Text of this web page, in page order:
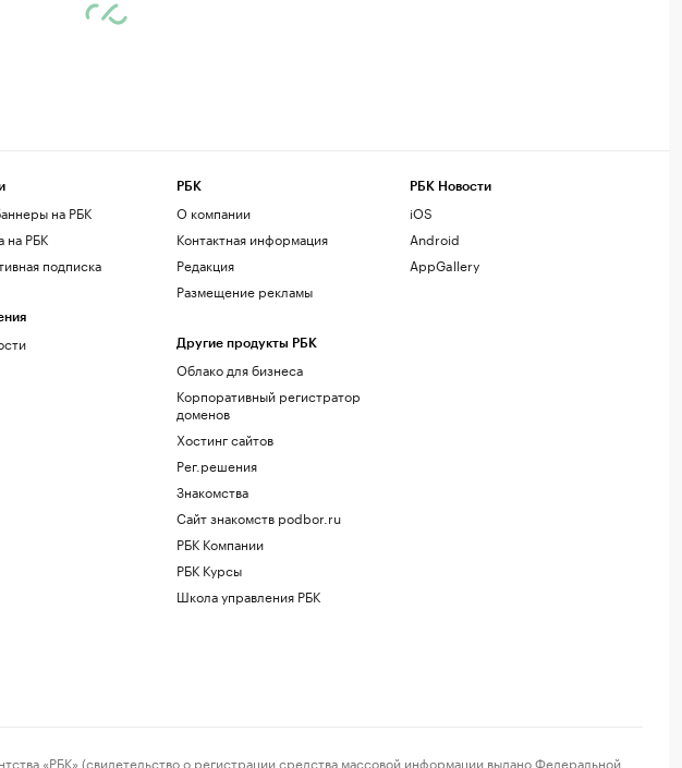
на РБК
на РБК
подписка
РБК
О компании
Контактная информация
Редакция
Размещение рекламы
Другие продукты РБК
Облако для бизнеса
Корпоративный регистратор
доменов
Хостинг сайтов
Рег.решения
Знакомства
Сайт знакомств podbor.ru
РБК Компании
РБК Курсы
Школа управления РБК
РБК Новости
iOS
Android
AppGallery
(свидетельство о регистрации средства массовой информации выдано Федеральной